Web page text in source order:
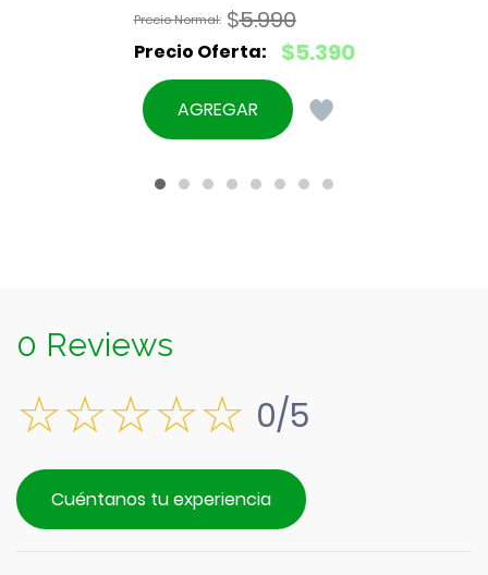
$5.990
El
precio
original
$5.390
El
precio
actual
$5.390.
AGREGAR
0 Reviews
0/5
Cuéntanos tu experiencia